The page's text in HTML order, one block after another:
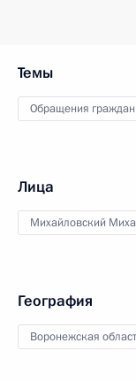
Темы
Обращения граждан
Лица
Михайловский
География
Воронежская